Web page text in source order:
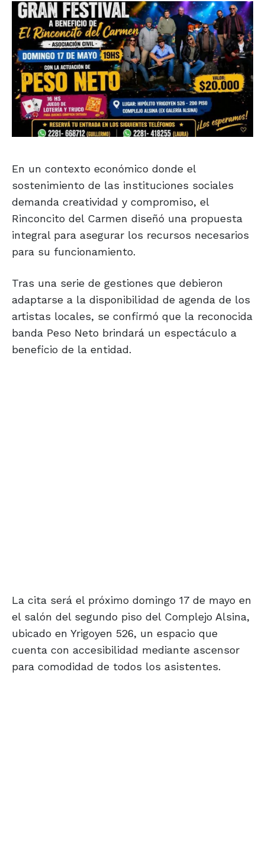
En un contexto económico donde el
sostenimiento de las instituciones sociales
demanda creatividad y compromiso, el
Rinconcito del Carmen diseñó una propuesta
integral para asegurar los recursos necesarios
para su funcionamiento.
Tras una serie de gestiones que debieron
adaptarse a la disponibilidad de agenda de los
artistas locales, se confirmó que la reconocida
banda Peso Neto brindará un espectáculo a
beneficio de la entidad.
La cita será el próximo domingo 17 de mayo en
el salón del segundo piso del Complejo Alsina,
ubicado en Yrigoyen 526, un espacio que
cuenta con accesibilidad mediante ascensor
para comodidad de todos los asistentes.